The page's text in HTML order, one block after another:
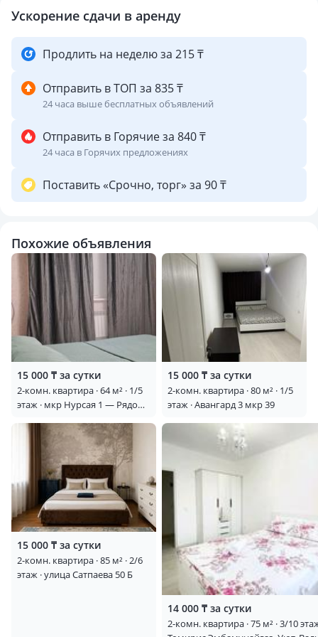
Ускорение сдачи в аренду
Продлить на неделю за 215 ₸
Отправить в ТОП за 835 ₸
24 часа выше бесплатных объявлений
Отправить в Горячие за 840 ₸
24 часа в Горячих предложениях
Поставить «Срочно, торг» за 90 ₸
Похожие объявления
15 000 ₸ за сутки
2-комн. квартира · 64 м² · 1/5
этаж · мкр Нурсая 1 — Рядом
15 000 ₸ за сутки
2-комн. квартира · 80 м² · 1/5
этаж · Авангард 3 мкр 39
15 000 ₸ за сутки
2-комн. квартира · 85 м² · 2/6
этаж · улица Сатпаева 50 Б
14 000 ₸ за сутки
2-комн. квартира · 75 м² · 3/10